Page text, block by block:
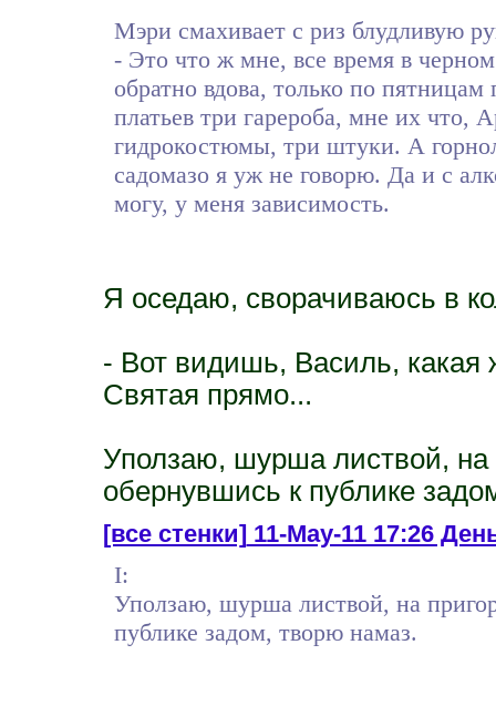
Мэри смахивает с риз блудливую
- Это что ж мне, все время в
обратно вдова, только по
платьев три гарероба, мне их что,
гидрокостюмы, три штуки. А
садомазо я уж не говорю. Да и с
могу, у меня зависимость.
Я оседаю, сворачиваюсь в
- Вот видишь, Василь,
Святая прямо...
Уползаю, шурша листвой, на
обернувшись к публике
[все стенки]11-May-11 17:26
I:
Уползаю, шурша листвой, на
публике задом, творю намаз.